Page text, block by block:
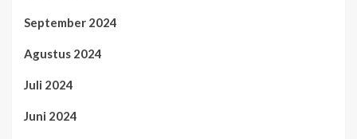
September 2024
Agustus 2024
Juli 2024
Juni 2024